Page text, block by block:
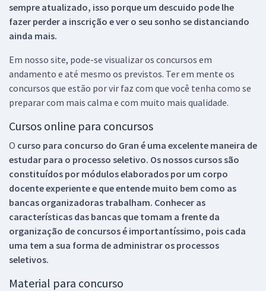
sempre atualizado, isso porque um descuido pode lhe
fazer perder a inscrição e ver o seu sonho se distanciando
ainda mais.
Em nosso site, pode-se visualizar os concursos em
andamento e até mesmo os previstos. Ter em mente os
concursos que estão por vir faz com que você tenha como se
preparar com mais calma e com muito mais qualidade.
Cursos online para concursos
O curso para concurso do Gran é uma excelente maneira de
estudar para o processo seletivo. Os nossos cursos são
constituídos por módulos elaborados por um corpo
docente experiente e que entende muito bem como as
bancas organizadoras trabalham. Conhecer as
características das bancas que tomam a frente da
organização de concursos é importantíssimo, pois cada
uma tem a sua forma de administrar os processos
seletivos.
Material para concurso